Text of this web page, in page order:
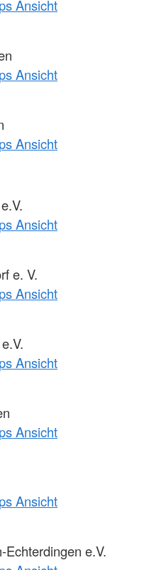
Ansicht
Ansicht
Ansicht
Ansicht
e. V.
Ansicht
Ansicht
Ansicht
Ansicht
e.V.